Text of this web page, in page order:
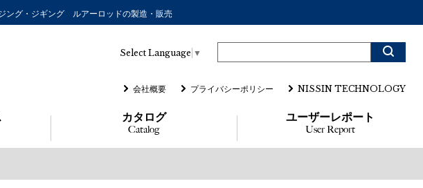
グ・ジギング ルアーロッドの製造・販売
Select Language ▼
会社概要 プライバシーポリシー NISSIN TECHNOLOGY
カタログ
Catalog
ユーザーレポート
User Report